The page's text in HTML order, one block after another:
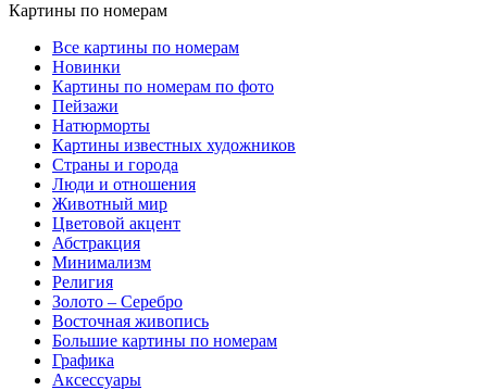
Картины по номерам
Все картины по номерам
Новинки
Картины по номерам по фото
Пейзажи
Натюрморты
Картины известных художников
Страны и города
Люди и отношения
Животный мир
Цветовой акцент
Абстракция
Минимализм
Религия
Золото – Серебро
Восточная живопись
Большие картины по номерам
Графика
Аксессуары